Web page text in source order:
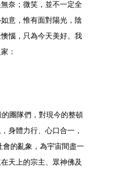
奈；微笑，並不一定全
意，惟有面對陽光，陰
惱，只為今天美好。我
：
團隊們，對現今的整頓
身體力行、心口合一，
的亂象，為宇宙間盡一
天上的宗主、眾神佛及